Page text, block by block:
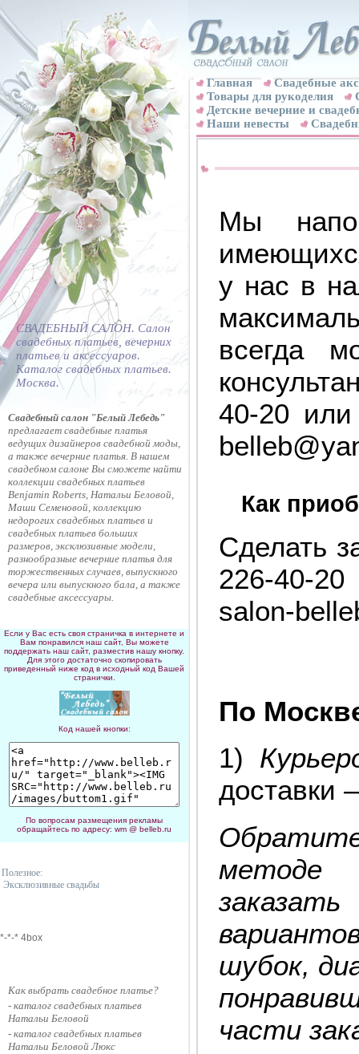
СВАДЕБНЫЙ САЛОН. Салон
свадебных платьев, вечерних
платьев и аксессуаров.
Каталог свадебных платьев.
Москва.
Свадебный салон "Белый Лебедь"
предлагает свадебные платья
ведущих дизайнеров свадебной моды,
а также вечерние платья. В нашем
свадебном салоне Вы сможете найти
коллекции свадебных платьев
Benjamin Roberts, Натальи Беловой,
Маши Семеновой, коллекцию
недорогих свадебных платьев и
свадебных платьев больших
размеров, эксклюзивные модели,
разнообразные вечерние платья для
торжественных случаев, выпускного
вечера или выпускного бала, а также
свадебные аксессуары.
Если у Вас есть своя страничка в интернете и
Вам понравился наш сайт, Вы можете
поддержать наш сайт, разместив нашу кнопку.
Для этого достаточно скопировать
приведенный ниже код в исходный код Вашей
странички.
Код нашей кнопки:
По вопросам размещения рекламы
обращайтесь по адресу: wm @ belleb.ru
Полезное:
Эксклюзивные свадьбы
*-*-* 4box
Как выбрать свадебное платье?
- каталог свадебных платьев
Натальи Беловой
- каталог свадебных платьев
Натальи Белoвой Люкс
Главная
Свадебные
Товары для рукоделия
Детские вечерние и
Наши невесты
Мы
у нас в
всегда
40-20 или
Как
Сделать
226-40-
salon-
По
1)
доставки
шубок,
части